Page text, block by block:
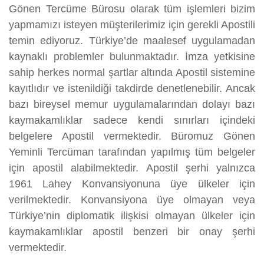
Gönen Tercüme Bürosu olarak tüm işlemleri bizim
yapmamızı isteyen müşterilerimiz için gerekli Apostili
temin ediyoruz. Türkiye’de maalesef uygulamadan
kaynaklı problemler bulunmaktadır. İmza yetkisine
sahip herkes normal şartlar altında Apostil sistemine
kayıtlıdır ve istenildiği takdirde denetlenebilir. Ancak
bazı bireysel memur uygulamalarından dolayı bazı
kaymakamlıklar sadece kendi sınırları içindeki
belgelere Apostil vermektedir. Büromuz Gönen
Yeminli Tercüman tarafından yapılmış tüm belgeler
için apostil alabilmektedir. Apostil şerhi yalnızca
1961 Lahey Konvansiyonuna üye ülkeler için
verilmektedir. Konvansiyona üye olmayan veya
Türkiye’nin diplomatik ilişkisi olmayan ülkeler için
kaymakamlıklar apostil benzeri bir onay şerhi
vermektedir.